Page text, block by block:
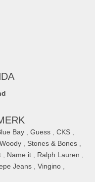
Bay Guess CKS
Woody Stones & Bones
Name it Ralph Lauren
Jeans Vingino